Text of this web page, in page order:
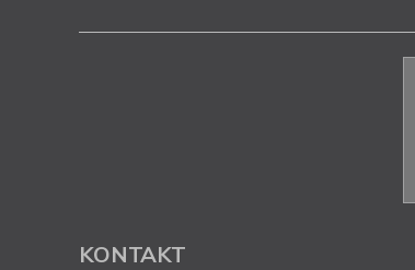
KONTAKT